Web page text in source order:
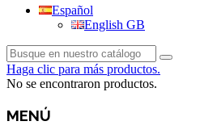
Español
English GB
Haga clic para más productos.
No se encontraron productos.
MENÚ